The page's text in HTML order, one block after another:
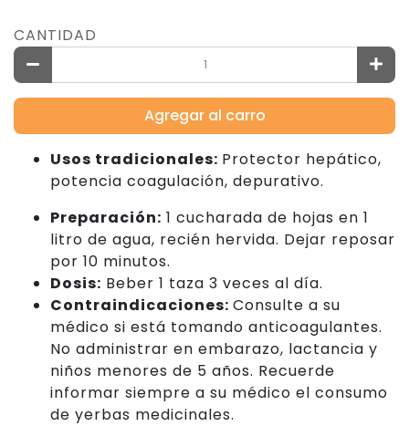
CANTIDAD
Agregar al carro
Usos tradicionales: Protector hepático,
potencia coagulación, depurativo.
Preparación: 1 cucharada de hojas en 1
litro de agua, recién hervida. Dejar reposar
por 10 minutos.
Dosis: Beber 1 taza 3 veces al día.
Contraindicaciones: Consulte a su
médico si está tomando anticoagulantes.
No administrar en embarazo, lactancia y
niños menores de 5 años. Recuerde
informar siempre a su médico el consumo
de yerbas medicinales.